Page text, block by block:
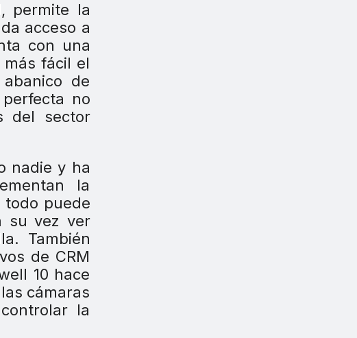
permite la
acceso a
con una
fácil el
de
no
del sector
nadie y ha
la
todo puede
su vez ver
También
de CRM
10 hace
cámaras
la